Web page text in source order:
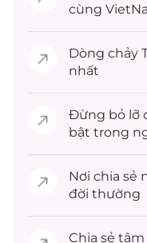
cùng
Dòng chảy
nhất
Đừng bỏ lỡ
bật trong
Nơi chia sẻ
đời thường
Chia sẻ tâm